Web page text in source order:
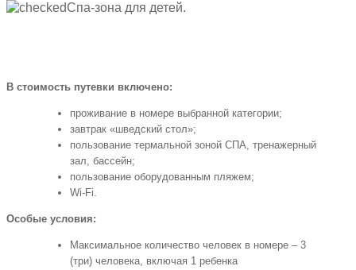
Спа-зона для детей.
В стоимость путевки включено:
проживание в номере выбранной категории;
завтрак «шведский стол»;
пользование термальной зоной СПА, тренажерный
зал, бассейн;
пользование оборудованным пляжем;
Wi-Fi.
Особые условия:
Максимальное количество человек в номере – 3
(три) человека, включая 1 ребенка